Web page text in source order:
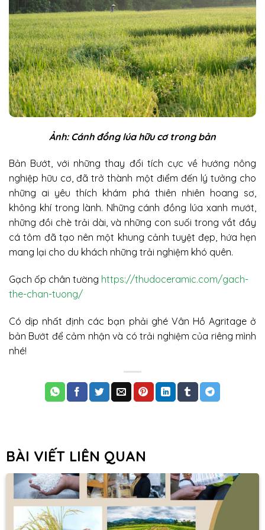
Ảnh: Cánh đồng lúa hữu cơ trong bản
Bản Bướt, với những thay đổi tích cực về hướng nông
nghiệp hữu cơ, đã trở thành một điểm đến lý tưởng cho
những ai yêu thích khám phá thiên nhiên hoang sơ,
không khí trong lành. Những cánh đồng lúa xanh mướt,
những đồi chè trải dài, và những con suối trong vắt đầy
cá tôm đã tạo nên một khung cảnh tuyệt đẹp, hứa hẹn
mang lại cho du khách những trải nghiệm khó quên.
Gạch ốp chân tường https://thudoceramic.com/gach-
the-chan-tuong/
Có dịp nhất định các bạn phải ghé Vân Hồ Agritage ở
bản Bướt để cảm nhận và có trải nghiệm của riêng mình
nhé!
BÀI VIẾT LIÊN QUAN